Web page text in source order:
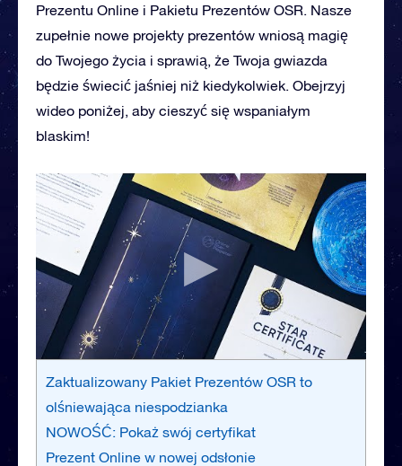
Prezentu Online i Pakietu Prezentów OSR. Nasze
zupełnie nowe projekty prezentów wniosą magię
do Twojego życia i sprawią, że Twoja gwiazda
będzie świecić jaśniej niż kiedykolwiek. Obejrzyj
wideo poniżej, aby cieszyć się wspaniałym
blaskim!
Zaktualizowany Pakiet Prezentów OSR to
olśniewająca niespodzianka
NOWOŚĆ: Pokaż swój certyfikat
Prezent Online w nowej odsłonie